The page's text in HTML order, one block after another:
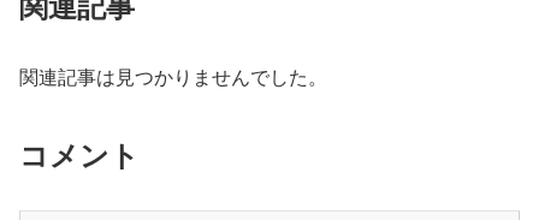
関連記事
関連記事は見つかりませんでした。
コメント